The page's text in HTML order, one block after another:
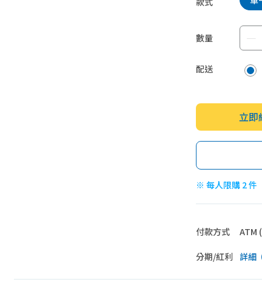
數量 －
配送
立即
※ 每人限購 2 件
付款方式 ATM
分期/紅利 詳細